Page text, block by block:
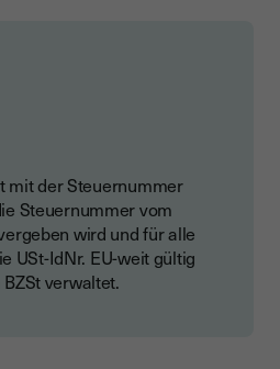
mit der Steuernummer
Steuernummer vom
wird und für alle
USt-IdNr. EU-weit gültig
verwaltet.